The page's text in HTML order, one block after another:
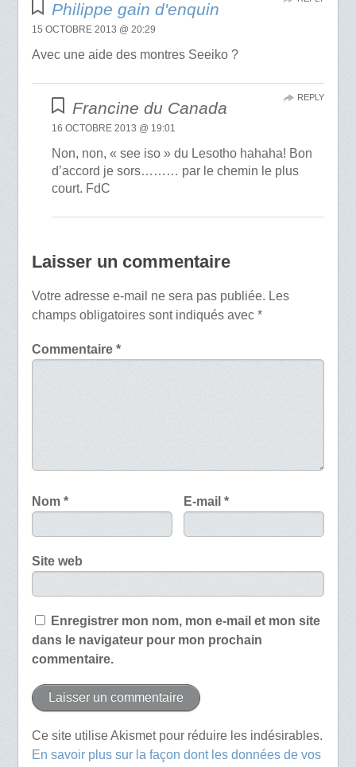
Philippe gain d'enquin
15 OCTOBRE 2013 @ 20:29
Avec une aide des montres Seeiko ?
Francine du Canada
16 OCTOBRE 2013 @ 19:01
Non, non, « see iso » du Lesotho hahaha! Bon
d’accord je sors……… par le chemin le plus
court. FdC
REPLY
Laisser un commentaire
Votre adresse e-mail ne sera pas publiée. Les
champs obligatoires sont indiqués avec *
Commentaire *
Nom * E-mail*
Site web
Enregistrer mon nom, mon e-mail et mon site
dans le navigateur pour mon prochain
commentaire.
Ce site utilise Akismet pour réduire les indésirables.
En savoir plus sur la façon dont les données de vos